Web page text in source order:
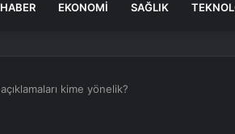
HABER EKONOMI SAĞLIK
kime yönelik?